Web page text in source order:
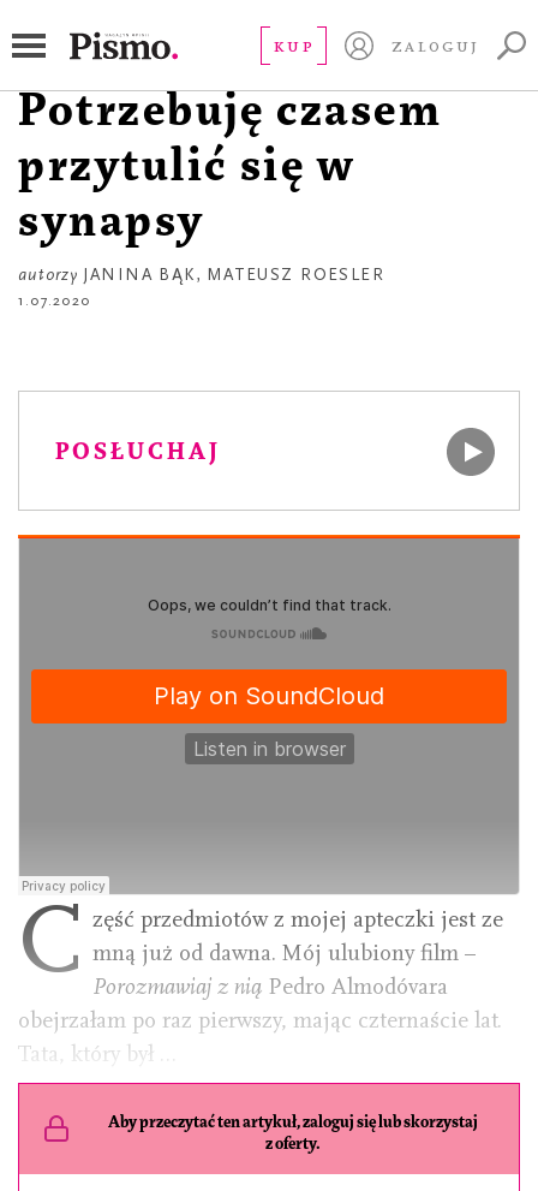
KUP ZALOGUJ
Janina Bąk.
Potrzebuję czasem
przytulić się w
synapsy
autorzy JANINA BĄK, MATEUSZ ROESLER
1.07.2020
POSŁUCHAJ
C zęść przedmiotów z mojej apteczki jest ze
mną już od dawna. Mój ulubiony film –
Porozmawiaj z nią Pedro Almodóvara
obejrzałam po raz pierwszy, mając czternaście lat.
Tata, który był …
Aby przeczytać ten artykuł, zaloguj się lub skorzystaj
z oferty.